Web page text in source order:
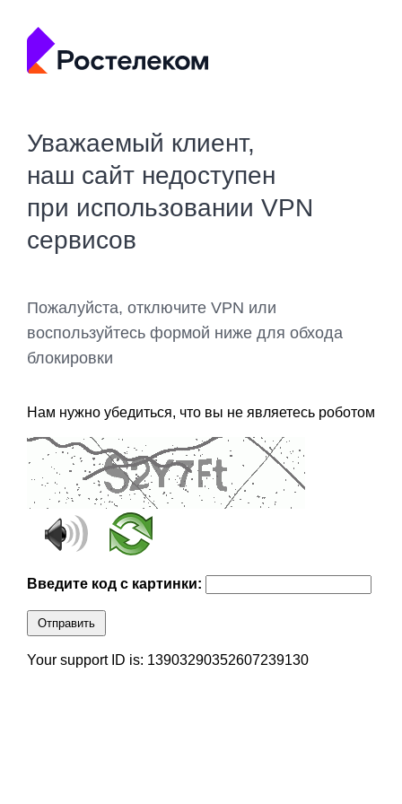
Уважаемый клиент,
наш сайт недоступен
при использовании VPN
сервисов
Пожалуйста, отключите VPN или
воспользуйтесь формой ниже для обхода
блокировки
Нам нужно убедиться, что вы не являетесь роботом
Введите код с картинки:
Отправить
Your support ID is: 13903290352607239130